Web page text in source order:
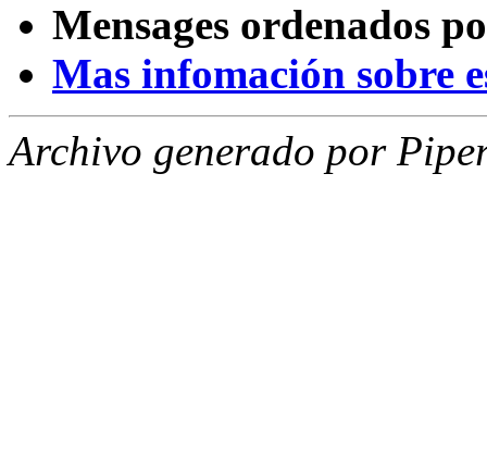
Mensages ordenados
Mas infomación sobre
Archivo generado por